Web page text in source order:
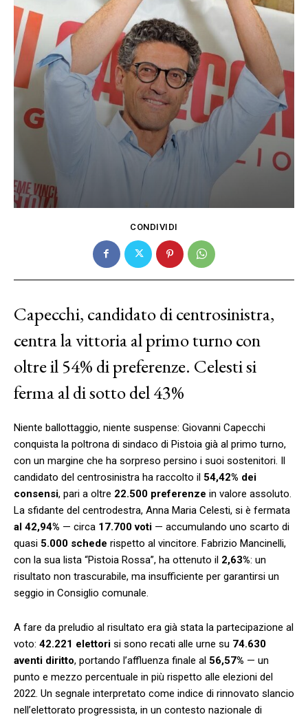
CONDIVIDI
Capecchi, candidato di centrosinistra,
centra la vittoria al primo turno con
oltre il 54% di preferenze. Celesti si
ferma al di sotto del 43%
Niente ballottaggio, niente suspense: Giovanni Capecchi
conquista la poltrona di sindaco di Pistoia già al primo turno,
con un margine che ha sorpreso persino i suoi sostenitori. Il
candidato del centrosinistra ha raccolto il 54,42% dei
consensi, pari a oltre 22.500 preferenze in valore assoluto.
La sfidante del centrodestra, Anna Maria Celesti, si è fermata
al 42,94% — circa 17.700 voti — accumulando uno scarto di
quasi 5.000 schede rispetto al vincitore. Fabrizio Mancinelli,
con la sua lista “Pistoia Rossa”, ha ottenuto il 2,63%: un
risultato non trascurabile, ma insufficiente per garantirsi un
seggio in Consiglio comunale.
A fare da preludio al risultato era già stata la partecipazione al
voto: 42.221 elettori si sono recati alle urne su 74.630
aventi diritto, portando l’affluenza finale al 56,57% — un
punto e mezzo percentuale in più rispetto alle elezioni del
2022. Un segnale interpretato come indice di rinnovato slancio
nell’elettorato progressista, in un contesto nazionale di